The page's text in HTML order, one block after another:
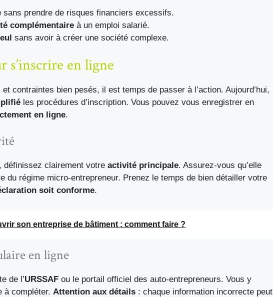
sans prendre de risques financiers excessifs.
complémentaire à un emploi salarié.
sans avoir à créer une société complexe.
s’inscrire en ligne
contraintes bien pesés, il est temps de passer à l’action. Aujourd’hui,
les procédures d’inscription. Vous pouvez vous enregistrer en
en ligne.
définissez clairement votre activité principale. Assurez-vous qu’elle
du régime micro-entrepreneur. Prenez le temps de bien détailler votre
soit conforme.
son entreprise de bâtiment : comment faire ?
en ligne
de l’URSSAF ou le portail officiel des auto-entrepreneurs. Vous y
à compléter. Attention aux détails : chaque information incorrecte peut